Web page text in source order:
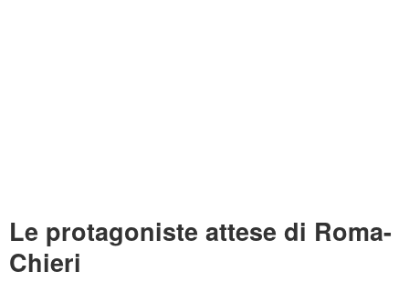
Le protagoniste attese di Roma-
Chieri